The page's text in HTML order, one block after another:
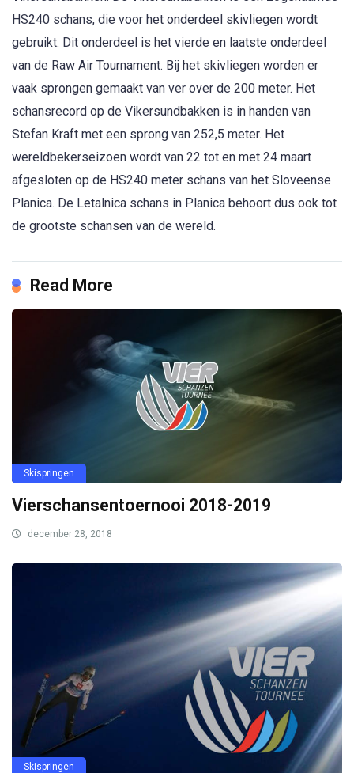
HS240 schans, die voor het onderdeel skivliegen wordt
gebruikt. Dit onderdeel is het vierde en laatste onderdeel
van de Raw Air Tournament. Bij het skivliegen worden er
vaak sprongen gemaakt van ver over de 200 meter. Het
schansrecord op de Vikersundbakken is in handen van
Stefan Kraft met een sprong van 252,5 meter. Het
wereldbekerseizoen wordt van 22 tot en met 24 maart
afgesloten op de HS240 meter schans van het Sloveense
Planica. De Letalnica schans in Planica behoort dus ook tot
de grootste schansen van de wereld.
Read More
Skispringen
Vierschansentoernooi 2018-2019
december 28, 2018
Skispringen